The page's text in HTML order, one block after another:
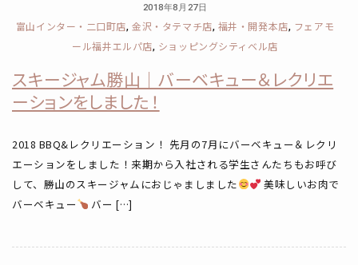
2018年8月27日
富山インター・二口町店,金沢・タテマチ店, 福井・開発本店, フェアモ
ール福井エルパ店, ショッピングシティベル店
スキージャム勝山｜バーベキュー＆レクリエ
ーションをしました！
2018 BBQ&レクリエーション！ 先月の7月にバーベキュー＆レクリ
エーションをしました！来期から入社される学生さんたちもお呼び
して、勝山のスキージャムにおじゃましました
美味しいお肉で
バーベキュー
バー […]